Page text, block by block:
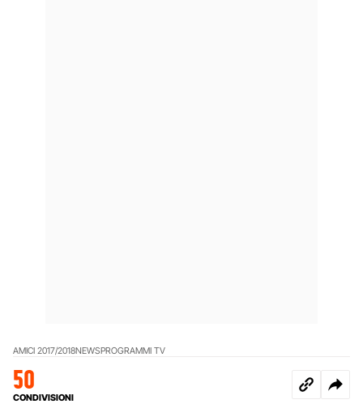
AMICI 2017/2018NEWSPROGRAMMI TV
50
CONDIVISIONI